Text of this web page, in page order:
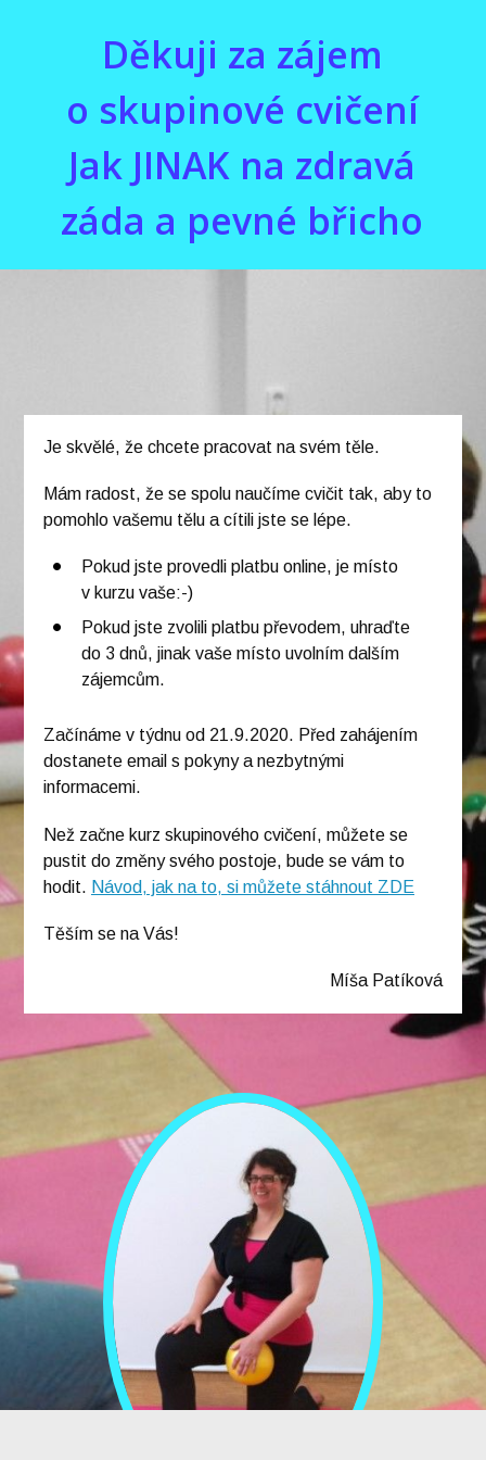
Děkuji za zájem
o skupinové cvičení
Jak JINAK na zdravá
záda a pevné břicho
Je skvělé, že chcete pracovat na svém těle.
Mám radost, že se spolu naučíme cvičit tak, aby to
pomohlo vašemu tělu a cítili jste se lépe.
Pokud jste provedli platbu online, je místo
v kurzu vaše:-)
Pokud jste zvolili platbu převodem, uhraďte
do 3 dnů, jinak vaše místo uvolním dalším
zájemcům.
Začínáme v týdnu od 21.9.2020. Před zahájením
dostanete email s pokyny a nezbytnými
informacemi.
Než začne kurz skupinového cvičení, můžete se
pustit do změny svého postoje, bude se vám to
hodit. Návod, jak na to, si můžete stáhnout ZDE
Těším se na Vás!
Míša Patíková